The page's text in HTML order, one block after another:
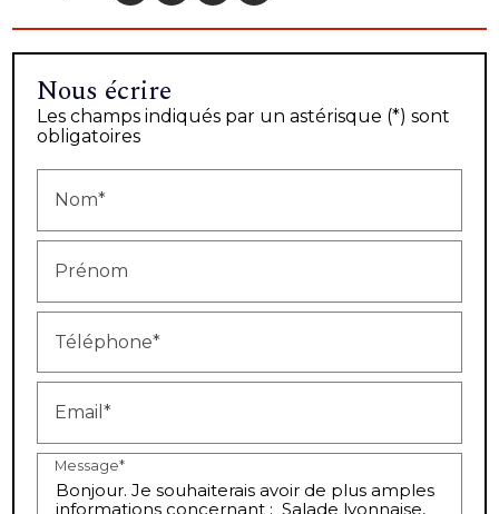
Nous écrire
Les champs indiqués par un astérisque (*) sont
obligatoires
Nom*
Prénom
Téléphone*
Email*
Message*